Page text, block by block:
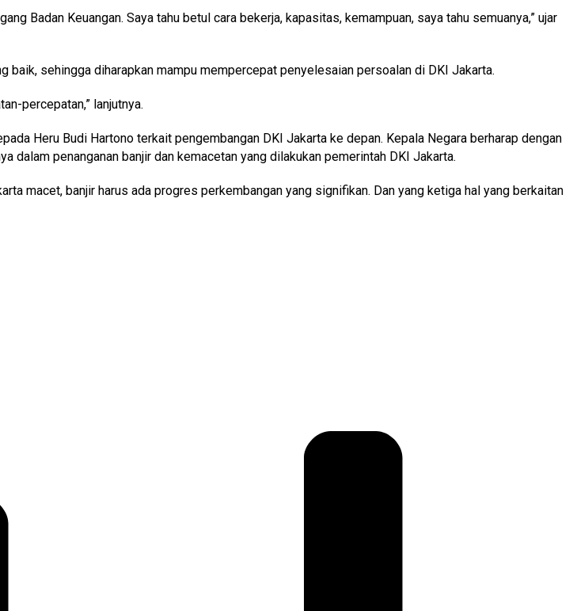
Badan Keuangan. Saya tahu betul cara bekerja, kapasitas, kemampuan, saya tahu semuanya,” ujar
sehingga diharapkan mampu mempercepat penyelesaian persoalan di DKI Jakarta.
percepatan,” lanjutnya.
Heru Budi Hartono terkait pengembangan DKI Jakarta ke depan. Kepala Negara berharap dengan
penanganan banjir dan kemacetan yang dilakukan pemerintah DKI Jakarta.
macet, banjir harus ada progres perkembangan yang signifikan. Dan yang ketiga hal yang berkaitan